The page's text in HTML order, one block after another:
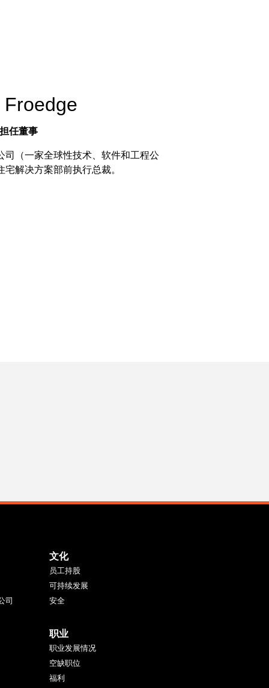
任董事
司（一家全球性技术、软件和工程公
宅解决方案部前执行总裁。
司
文化
员工持股
可持续发展
安全
职业
职业发展情况
空缺职位
福利